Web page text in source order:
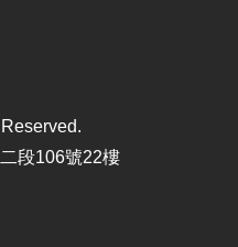
段106號22樓